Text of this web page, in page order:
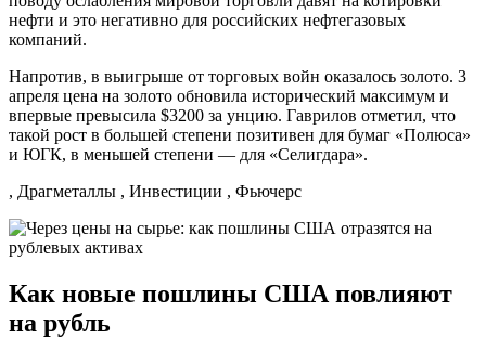
нефти и это негативно для российских нефтегазовых
компаний.
Напротив, в выигрыше от торговых войн оказалось золото. 3
апреля цена на золото обновила исторический максимум и
впервые превысила $3200 за унцию. Гаврилов отметил, что
такой рост в большей степени позитивен для бумаг «Полюса»
и ЮГК, в меньшей степени — для «Селигдара».
, Драгметаллы , Инвестиции , Фьючерс
Как новые пошлины США повлияют
на рубль